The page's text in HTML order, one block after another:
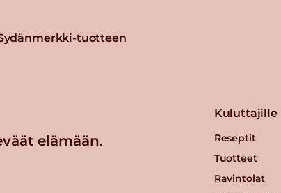
tuotteen
elämään.
Kuluttajille
Reseptit
Tuotteet
Ravintolat